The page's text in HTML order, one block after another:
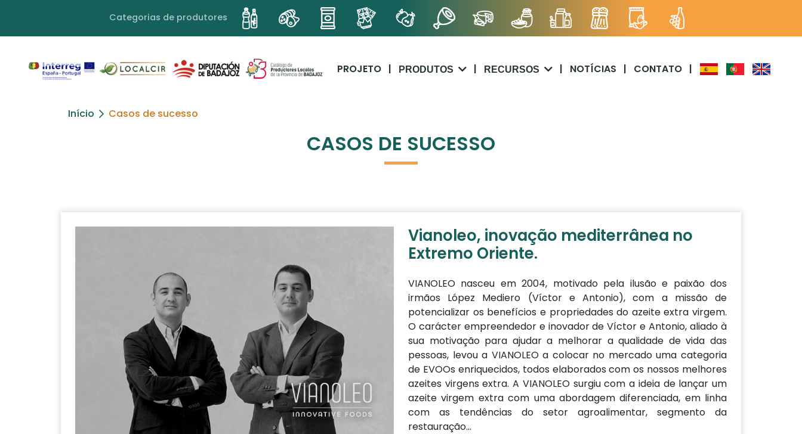
Categorias de produtores
PROJETO | PRODUTOS | RECURSOS | NOTÍCIAS | CONTATO |
Início Casos de sucesso
CASOS DE SUCESSO
Vianoleo, inovação mediterrânea no
Extremo Oriente.
VIANOLEO nasceu em 2004, motivado pela ilusão e paixão dos
irmãos López Mediero (Víctor e Antonio), com a missão de
potencializar os benefícios e propriedades do azeite extra virgem.
O carácter empreendedor e inovador de Víctor e Antonio, aliado à
sua motivação para ajudar a melhorar a qualidade de vida das
pessoas, levou a VIANOLEO a colocar no mercado uma categoria
de EVOOs enriquecidos, todos elaborados com os nossos melhores
azeites virgens extra. A VIANOLEO surgiu com a ideia de lançar um
azeite virgem extra com uma abordagem diferenciada, em linha
com as tendências do setor agroalimentar, segmento da
restauração...